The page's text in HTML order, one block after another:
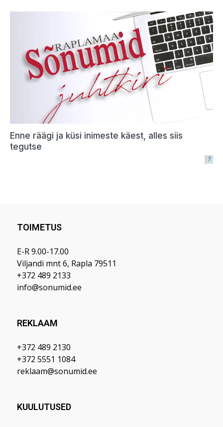
TOIMETUS
E-R 9.00-17.00
Viljandi mnt 6, Rapla 79511
+372 489 2133
info@sonumid.ee
REKLAAM
+372 489 2130
+372 5551 1084
reklaam@sonumid.ee
KUULUTUSED